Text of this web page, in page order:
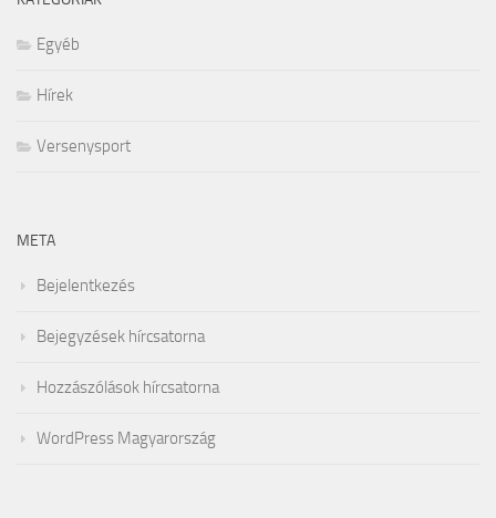
Egyéb
Hírek
Versenysport
META
Bejelentkezés
Bejegyzések hírcsatorna
Hozzászólások hírcsatorna
WordPress Magyarország